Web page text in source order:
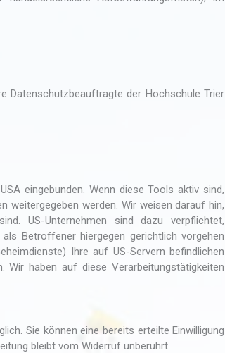
Datenschutzbeauftragte der Hochschule Trier
eingebunden. Wenn diese Tools aktiv sind,
weitergegeben werden. Wir weisen darauf hin,
US-Unternehmen sind dazu verpflichtet,
Betroffener hiergegen gerichtlich vorgehen
Ihre auf US-Servern befindlichen
Wir haben auf diese Verarbeitungstätigkeiten
Sie können eine bereits erteilte Einwilligung
bleibt vom Widerruf unberührt.